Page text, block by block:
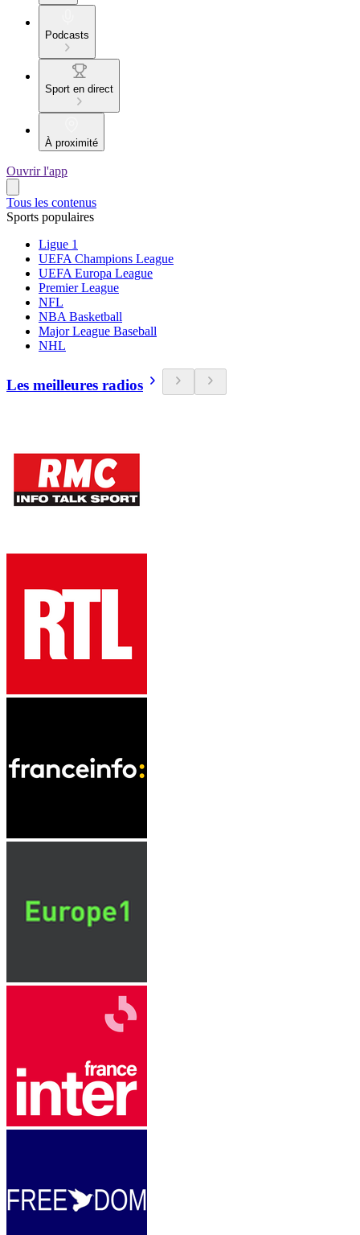
Podcasts
Sport en direct
À proximité
Ouvrir l'app
Tous les contenus
Sports populaires
Ligue 1
UEFA Champions League
UEFA Europa League
Premier League
NFL
NBA Basketball
Major League Baseball
NHL
Les meilleures radios